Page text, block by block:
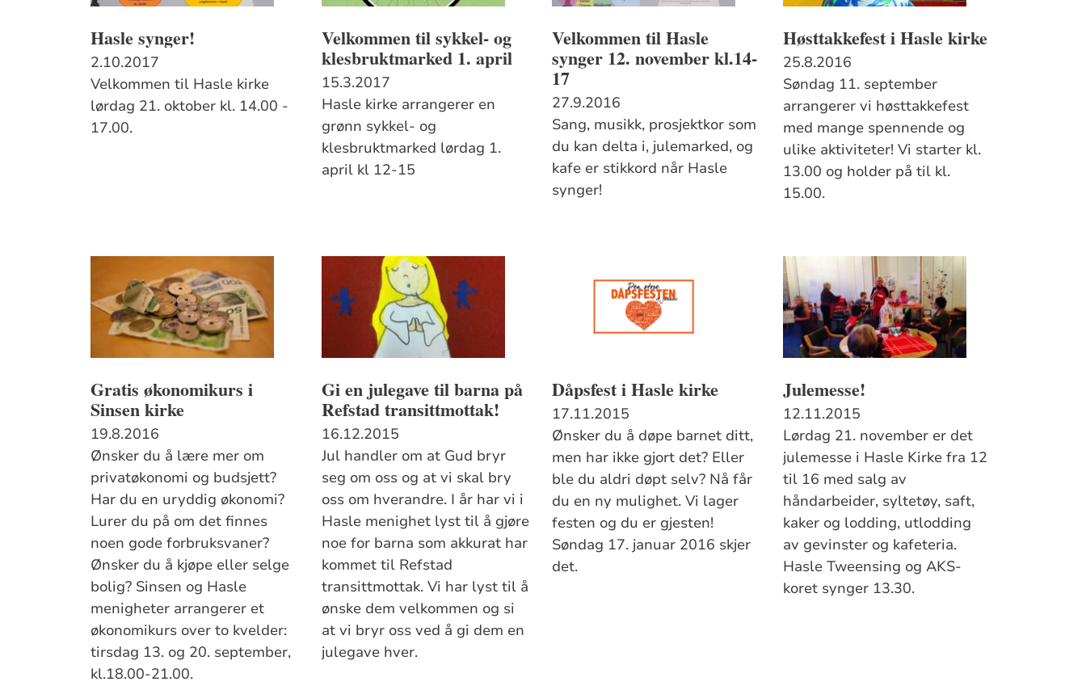
Hasle synger!
2.10.2017
Velkommen til Hasle kirke
lørdag 21. oktober kl. 14.00 -
17.00.
Velkommen til sykkel- og
klesbruktmarked 1. april
15.3.2017
Hasle kirke arrangerer en
grønn sykkel- og
klesbruktmarked lørdag 1.
april kl 12-15
Velkommen til Hasle
synger 12. november kl.14-
17
27.9.2016
Sang, musikk, prosjektkor som
du kan delta i, julemarked, og
kafe er stikkord når Hasle
synger!
Høsttakkefest i Hasle kirke
25.8.2016
Søndag 11. september
arrangerer vi høsttakkefest
med mange spennende og
ulike aktiviteter! Vi starter kl.
13.00 og holder på til kl.
15.00.
Gratis økonomikurs i
Sinsen kirke
19.8.2016
Ønsker du å lære mer om
privatøkonomi og budsjett?
Har du en uryddig økonomi?
Lurer du på om det finnes
noen gode forbruksvaner?
Ønsker du å kjøpe eller selge
bolig? Sinsen og Hasle
menigheter arrangerer et
økonomikurs over to kvelder:
tirsdag 13. og 20. september,
kl.18.00-21.00.
Gi en julegave til barna på
Refstad transittmottak!
16.12.2015
Jul handler om at Gud bryr
seg om oss og at vi skal bry
oss om hverandre. I år har vi i
Hasle menighet lyst til å gjøre
noe for barna som akkurat har
kommet til Refstad
transittmottak. Vi har lyst til å
ønske dem velkommen og si
at vi bryr oss ved å gi dem en
julegave hver.
Dåpsfest i Hasle kirke
17.11.2015
Ønsker du å døpe barnet ditt,
men har ikke gjort det? Eller
ble du aldri døpt selv? Nå får
du en ny mulighet. Vi lager
festen og du er gjesten!
Søndag 17. januar 2016 skjer
det.
Julemesse!
12.11.2015
Lørdag 21. november er det
julemesse i Hasle Kirke fra 12
til 16 med salg av
håndarbeider, syltetøy, saft,
kaker og lodding, utlodding
av gevinster og kafeteria.
Hasle Tweensing og AKS-
koret synger 13.30.